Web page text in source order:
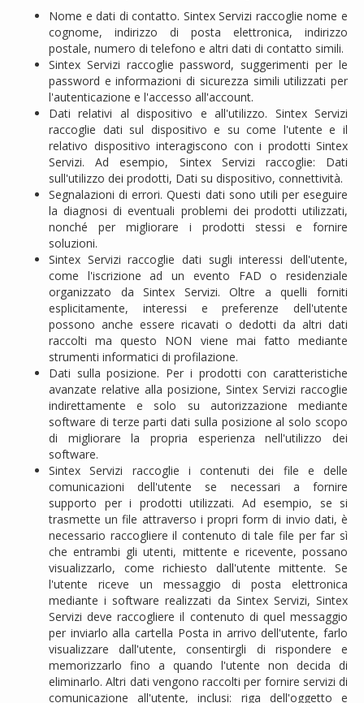
Nome e dati di contatto. Sintex Servizi raccoglie nome e
cognome, indirizzo di posta elettronica, indirizzo
postale, numero di telefono e altri dati di contatto simili.
Sintex Servizi raccoglie password, suggerimenti per le
password e informazioni di sicurezza simili utilizzati per
l'autenticazione e l'accesso all'account.
Dati relativi al dispositivo e all'utilizzo. Sintex Servizi
raccoglie dati sul dispositivo e su come l'utente e il
relativo dispositivo interagiscono con i prodotti Sintex
Servizi. Ad esempio, Sintex Servizi raccoglie: Dati
sull'utilizzo dei prodotti, Dati su dispositivo, connettività.
Segnalazioni di errori. Questi dati sono utili per eseguire
la diagnosi di eventuali problemi dei prodotti utilizzati,
nonché per migliorare i prodotti stessi e fornire
soluzioni.
Sintex Servizi raccoglie dati sugli interessi dell'utente,
come l'iscrizione ad un evento FAD o residenziale
organizzato da Sintex Servizi. Oltre a quelli forniti
esplicitamente, interessi e preferenze dell'utente
possono anche essere ricavati o dedotti da altri dati
raccolti ma questo NON viene mai fatto mediante
strumenti informatici di profilazione.
Dati sulla posizione. Per i prodotti con caratteristiche
avanzate relative alla posizione, Sintex Servizi raccoglie
indirettamente e solo su autorizzazione mediante
software di terze parti dati sulla posizione al solo scopo
di migliorare la propria esperienza nell'utilizzo dei
software.
Sintex Servizi raccoglie i contenuti dei file e delle
comunicazioni dell'utente se necessari a fornire
supporto per i prodotti utilizzati. Ad esempio, se si
trasmette un file attraverso i propri form di invio dati, è
necessario raccogliere il contenuto di tale file per far sì
che entrambi gli utenti, mittente e ricevente, possano
visualizzarlo, come richiesto dall'utente mittente. Se
l'utente riceve un messaggio di posta elettronica
mediante i software realizzati da Sintex Servizi, Sintex
Servizi deve raccogliere il contenuto di quel messaggio
per inviarlo alla cartella Posta in arrivo dell'utente, farlo
visualizzare dall'utente, consentirgli di rispondere e
memorizzarlo fino a quando l'utente non decida di
eliminarlo. Altri dati vengono raccolti per fornire servizi di
comunicazione all'utente, inclusi: riga dell'oggetto e